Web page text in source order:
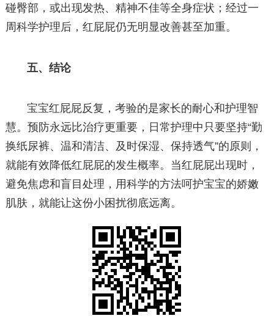
碰臀部，或出现发热、精神不佳等全身症状；经过一
周科学护理后，红屁屁仍无明显改善甚至加重。
五、结论
宝宝红屁屁反复，考验的是家长的耐心和护理智
慧。预防永远比治疗更重要，日常护理中只要坚持“勤
换纸尿裤、温和清洁、及时保湿、保持透气”的原则，
就能有效降低红屁屁的发生概率。当红屁屁出现时，
避免焦虑和盲目处理，用科学的方法呵护宝宝的娇嫩
肌肤，就能让这份小困扰彻底远离。